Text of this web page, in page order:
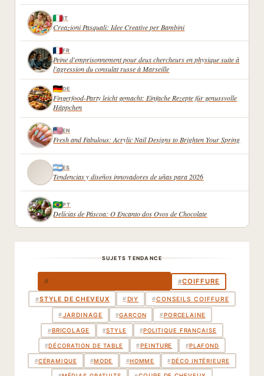
IT
Creazioni Pasquali: Idee Creative per Bambini
FR
Peine d'emprisonnement pour deux chercheurs en physique suite à
l'agression du consulat russe à Marseille
DE
Fingerfood-Party leicht gemacht: Einfache Rezepte für genussvolle
Häppchen
EN
Fresh and Fabulous: Acrylic Nail Designs to Brighten Your Spring
ES
Tendencias y diseños innovadores de uñas para 2026
PT
Delícias de Páscoa: O Encanto dos Ovos de Chocolate
SUJETS TENDANCE
# #COIFFURE
#STYLE DE CHEVEUX #DIY #CONSEILS COIFFURE
#JARDINAGE #GARÇON #PORCELAINE
#BRICOLAGE #STYLE #POLITIQUE FRANÇAISE
#DÉCORATION DE TABLE #PEINTURE #PLAFOND
#CÉRAMIQUE #MODE #HOMME # DÉCO INTÉRIEURE